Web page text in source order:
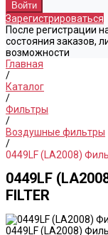
Зарегистрироваться
После регистрации
состояния заказов,
возможности
Главная
/
Каталог
/
Фильтры
/
Воздушные фильтры
/
0449LF (LA2008)
0449LF
FILTER
0449LF (LA2008)